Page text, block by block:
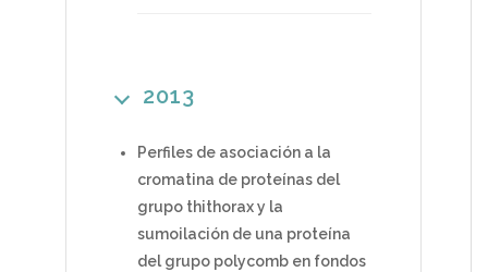
2013
Perfiles de asociación a la
cromatina de proteínas del
grupo thithorax y la
sumoilación de una proteína
del grupo polycomb en fondos